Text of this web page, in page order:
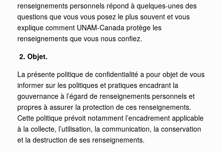
renseignements personnels répond à quelques-unes des
questions que vous vous posez le plus souvent et vous
explique comment UNAM-Canada protège les
renseignements que vous nous confiez.
2. Objet.
La présente politique de confidentialité a pour objet de vous
informer sur les politiques et pratiques encadrant la
gouvernance à l’égard de renseignements personnels et
propres à assurer la protection de ces renseignements.
Cette politique prévoit notamment l’encadrement applicable
à la collecte, l’utilisation, la communication, la conservation
et la destruction de ses renseignements.